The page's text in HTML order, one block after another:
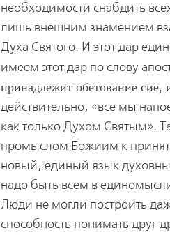
необходимости снабдить
лишь внешним знамением
Духа Святого. И этот дар
имеем этот дар по слову
принадлежит обетование сие,
действительно, «все мы
как только Духом Святым».
промыслом Божиим к
новый, единый язык
надо быть всем в
Люди не могли построить
способность понимать друг